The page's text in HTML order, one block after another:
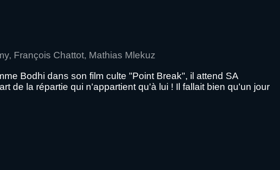
François Chattot, Mathias Mlekuz
Bodhi dans son film culte "Point Break", il attend SA
de la répartie qui n'appartient qu'à lui ! Il fallait bien qu'un jour